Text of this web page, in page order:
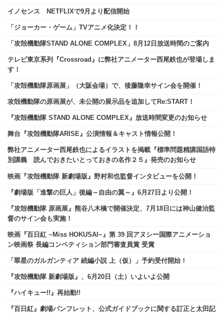
イノセンス NETFLIXで9月より配信開始
「ジョーカー・ゲーム」TVアニメ化決定！！
「攻殻機動隊STAND ALONE COMPLEX」8月12日放送時間のご案内
テレビ東京系列『Crossroad』に弊社アニメーター西尾鉄也が登場しま
す！
「攻殻機動隊原画展」（大阪会場）で、後藤隆幸サイン会を開催！
攻殻機動隊の原画展が、未公開の展示品を追加してRe:START！
『攻殻機動隊 STAND ALONE COMPLEX』放送時間変更のお知らせ
舞台『攻殻機動隊ARISE』公演情報＆キャスト情報公開！
弊社アニメーター西尾鉄也によるイラストを掲載『標準問題精講国語特
別講義 読んでおきたいとっておきの名作２５』発売のお知らせ
映画『攻殻機動隊 新劇場版』野村和也監督インタビューを公開！
『劇場版「進撃の巨人」後編～自由の翼～』6月27日より公開！
『攻殻機動隊 原画展』熊谷八木橋で開催決定、7月18日には神山健治監
督のサイン会も実施！
映画『百日紅 ~Miss HOKUSAI~』第 39 回アヌシー国際アニメーショ
ン映画祭 長編コンペティション部門審査員賞 受賞
「翠星のガルガンティア 続編小説 上（仮）」予約受付開始！
『攻殻機動隊 新劇場版』、6月20日（土）いよいよ公開
『ハイキュー!!』再始動!!
『百日紅』劇場パンフレット、公式ガイドブックに関する訂正と太田記